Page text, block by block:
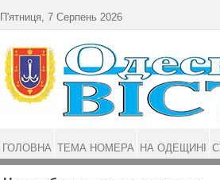
П'ятниця, 7 Серпень 2026
ГОЛОВНА ТЕМА НОМЕРА НА ОДЕЩИНІ